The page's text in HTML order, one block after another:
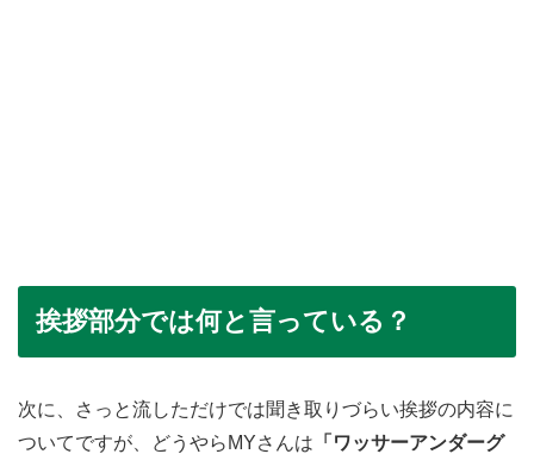
挨拶部分では何と言っている？
次に、さっと流しただけでは聞き取りづらい挨拶の内容に
ついてですが、どうやらMYさんは 「ワッサーアンダーグ